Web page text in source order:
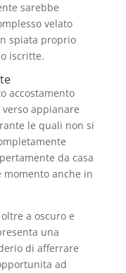
sarebbe
velato
spiata proprio
iscritte.
accostamento
appianare
le quali non si
da casa
anche in
a oscuro e
una
di afferrare
ad